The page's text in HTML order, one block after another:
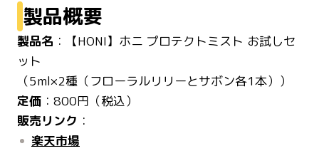
製品概要
製品名 ：【HONI】ホニ プロテクトミスト お試しセ
ット
定価
販売リンク ：
楽天市場